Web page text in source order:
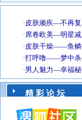
精 彩 论 坛